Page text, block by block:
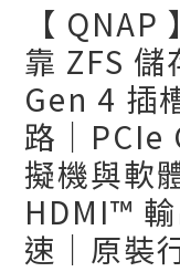
【
靠 ZFS
Gen 4 插
路｜PCIe
擬機與軟
HDMI™
速｜原裝